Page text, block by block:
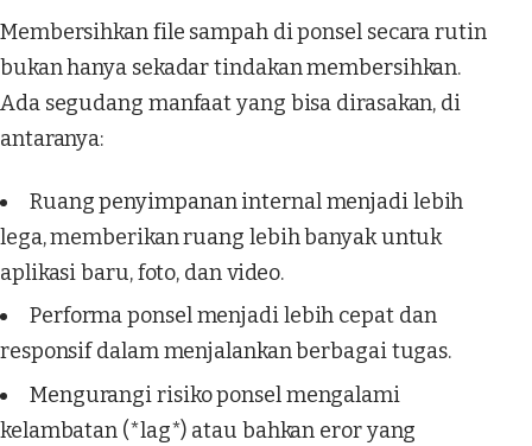
Membersihkan file sampah di ponsel secara rutin
bukan hanya sekadar tindakan membersihkan.
Ada segudang manfaat yang bisa dirasakan, di
antaranya:
Ruang penyimpanan internal menjadi lebih
lega, memberikan ruang lebih banyak untuk
aplikasi baru, foto, dan video.
Performa ponsel menjadi lebih cepat dan
responsif dalam menjalankan berbagai tugas.
Mengurangi risiko ponsel mengalami
kelambatan (*lag*) atau bahkan eror yang